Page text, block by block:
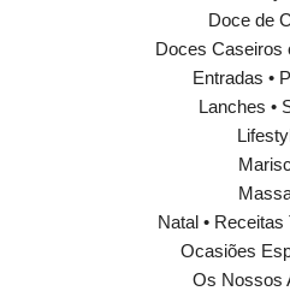
Doce de
Doces Caseiros
Entradas •
Lanches •
Natal • Receitas
Ocasiões
Os Nossos